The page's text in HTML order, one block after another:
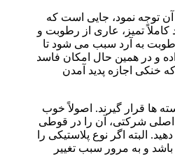
آن توجه نمود، جایی است که
کاملاً تمیز، عاری از رطوبت و
به آرد سبب می شود تا
و در همین حال امکان فاسد
خنکی اجازه پدید آمدن
ها قرار گیرند. اصولاً خوب
اصلی شرکتی، آن را در قوطی
البته اگر نوع پلاستیکی را
باشد و به مرور سبب تغییر